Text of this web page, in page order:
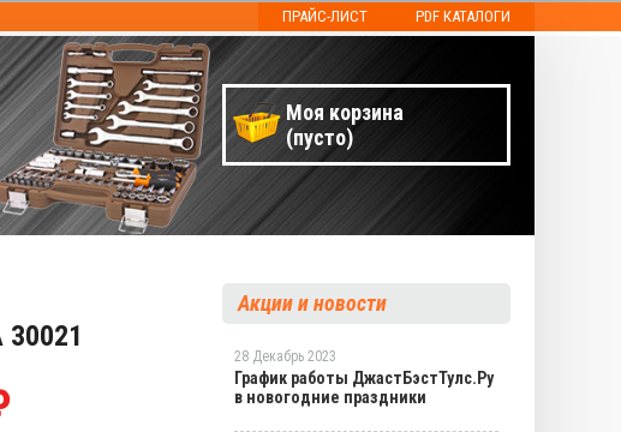
ПРАЙС-ЛИСТ PDF КАТАЛОГИ
Моя корзина
(пусто)
Акции и новости
28 Декабрь 2023
График работы ДжастБэстТулс.Ру
в новогодние праздники